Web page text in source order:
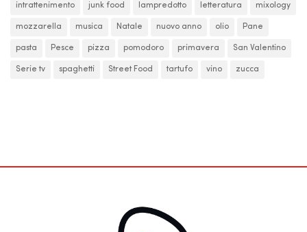
intrattenimento junk food lampredotto letteratura mixology
mozzarella musica Natale nuovo anno olio Pane
pasta Pesce pizza pomodoro primavera San Valentino
Serie tv spaghetti Street Food tartufo vino zucca